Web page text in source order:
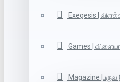
Exegesis |
Games |
Magazine